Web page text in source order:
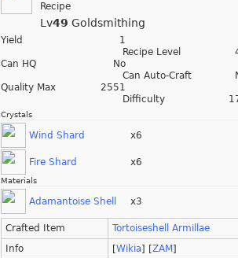
Recipe
Lv49 Goldsmithing
Yield
1
Recipe Level
Can HQ
No
Can Auto-Craft
Quality Max
2551
Difficulty
Crystals
Wind Shard x6
Fire Shard x6
Materials
Adamantoise Shell x3
Crafted Item
Tortoiseshell Armillae
Info
[Wikia] [ZAM ]